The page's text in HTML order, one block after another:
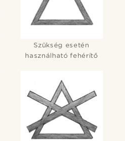
Szükség esetén
használható fehérítő